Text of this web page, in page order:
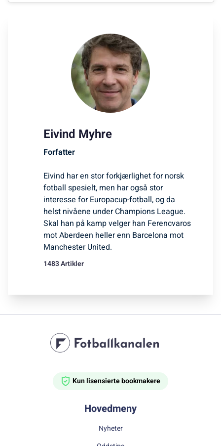
Eivind Myhre
Forfatter
Eivind har en stor forkjærlighet for norsk
fotball spesielt, men har også stor
interesse for Europacup-fotball, og da
helst nivåene under Champions League.
Skal han på kamp velger han Ferencvaros
mot Aberdeen heller enn Barcelona mot
Manchester United.
1483 Artikler
Kun lisensierte bookmakere
Hovedmeny
Nyheter